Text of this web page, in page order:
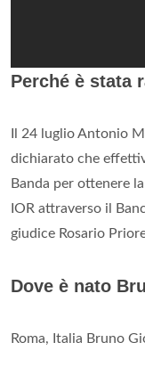
Perché è stata
Il 24 luglio Antonio
dichiarato che
Banda per ottenere
IOR attraverso il
giudice Rosario
Dove è nato
Roma, Italia Bruno